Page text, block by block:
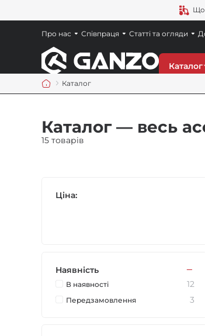
Каталог
Про нас Співпраця Статті та огляди
Каталог
Каталог — весь
15 товарів
Ціна:
Наявність
В наявностi 12
Передзамовлення 3